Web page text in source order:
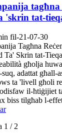
'skrin tat-
fil-21-07-30
Tagħna
Ta' Skrin tat-
għolja
adattat għall-
ta 'livell għoli
il-ħtiġijiet
biss tilgħab l-
1 / 2